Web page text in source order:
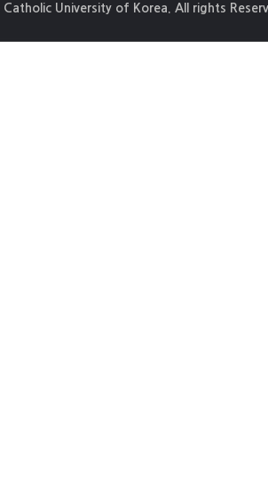
University of Korea. All rights